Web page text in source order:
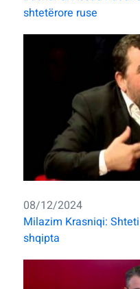
shtetërore ruse
08/12/2024
Milazim Krasniqi:
shqipta